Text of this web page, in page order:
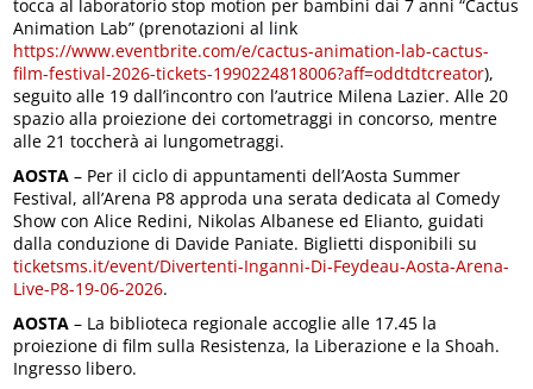
tocca al laboratorio stop motion per bambini dai 7 anni “Cactus
Animation Lab” (prenotazioni al link
https://www.eventbrite.com/e/cactus-animation-lab-cactus-
film-festival-2026-tickets-1990224818006?aff=oddtdtcreator),
seguito alle 19 dall’incontro con l’autrice Milena Lazier. Alle 20
spazio alla proiezione dei cortometraggi in concorso, mentre
alle 21 toccherà ai lungometraggi.
AOSTA – Per il ciclo di appuntamenti dell’Aosta Summer
Festival, all’Arena P8 approda una serata dedicata al Comedy
Show con Alice Redini, Nikolas Albanese ed Elianto, guidati
dalla conduzione di Davide Paniate. Biglietti disponibili su
ticketsms.it/event/Divertenti-Inganni-Di-Feydeau-Aosta-Arena-
Live-P8-19-06-2026.
AOSTA – La biblioteca regionale accoglie alle 17.45 la
proiezione di film sulla Resistenza, la Liberazione e la Shoah.
Ingresso libero.